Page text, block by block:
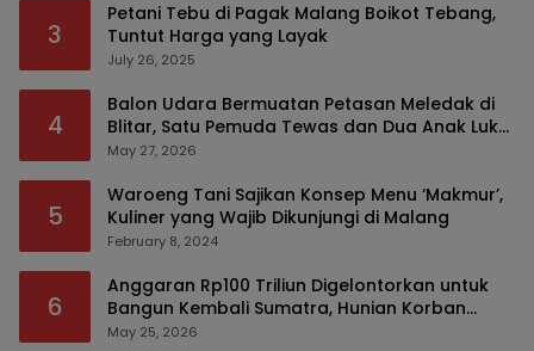
3
Petani Tebu di Pagak Malang Boikot Tebang,
Tuntut Harga yang Layak
July 26, 2025
4
Balon Udara Bermuatan Petasan Meledak di
Blitar, Satu Pemuda Tewas dan Dua Anak Luka
Serius
May 27, 2026
5
Waroeng Tani Sajikan Konsep Menu ‘Makmur’,
Kuliner yang Wajib Dikunjungi di Malang
February 8, 2024
6
Anggaran Rp100 Triliun Digelontorkan untuk
Bangun Kembali Sumatra, Hunian Korban
Bencana Bakal Difokuskan
May 25, 2026